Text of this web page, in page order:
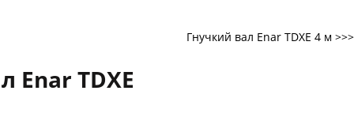
Гнучкий вал Enar TDXE 4 м >>>
Enar TDXE